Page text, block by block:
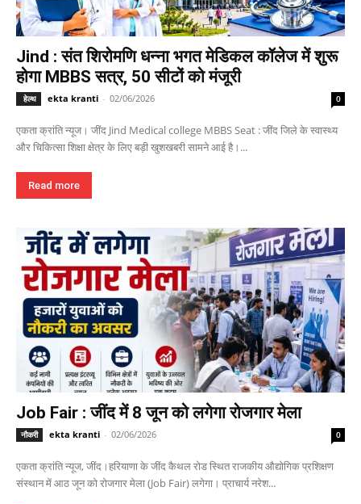
Jind : संत शिरोमणि धन्ना भगत मेडिकल कॉलेज में शुरू
होगा MBBS सत्र, 50 सीटों को मंजूरी
हेल्थ ekta kranti - 02/06/2026 0
एकता क्रांति न्यूज। जींद Jind Medical college MBBS Seat : जींद जिले के स्वास्थ्य
और चिकित्सा शिक्षा क्षेत्र के लिए बड़ी खुशखबरी सामने आई है।...
Read more
Job Fair : जींद में 8 जून को लगेगा रोजगार मेला
नौकरी ekta kranti - 02/06/2026 0
एकता क्रांति न्यूज, जींद।हरियाणा के जींद कैथल रोड स्थित राजकीय औद्योगिक प्रशिक्षण
संस्थान में आठ जून को रोजगार मेला (Job Fair) लगेगा। प्राचार्य नरेश...